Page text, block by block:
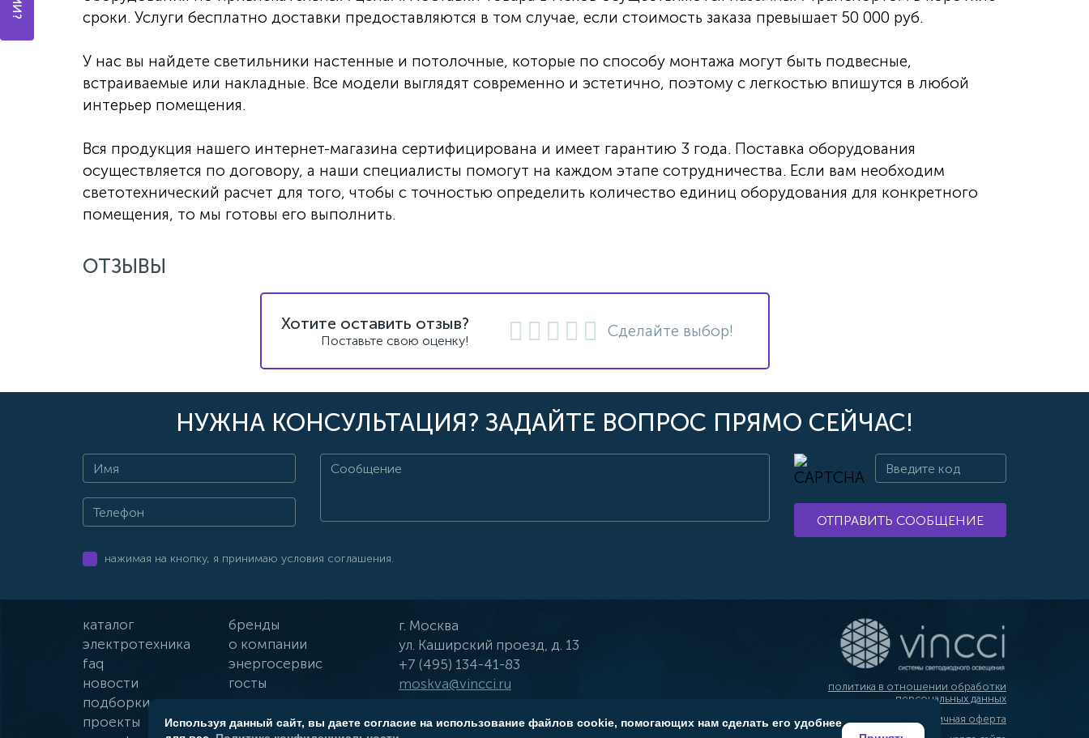
сроки. Услуги бесплатно доставки предоставляются в том случае, если стоимость заказа превышает 50 000 руб.
У нас вы найдете светильники настенные и потолочные, которые по способу монтажа могут быть подвесные,
встраиваемые или накладные. Все модели выглядят современно и эстетично, поэтому с легкостью впишутся в любой
интерьер помещения.
Вся продукция нашего интернет-магазина сертифицирована и имеет гарантию 3 года. Поставка оборудования
осуществляется по договору, а наши специалисты помогут на каждом этапе сотрудничества. Если вам необходим
светотехнический расчет для того, чтобы с точностью определить количество единиц оборудования для конкретного
помещения, то мы готовы его выполнить.
ОТЗЫВЫ
Хотите оставить отзыв?
Поставьте свою оценку!
Сделайте выбор!
НУЖНА КОНСУЛЬТАЦИЯ? ЗАДАЙТЕ ВОПРОС ПРЯМО СЕЙЧАС!
ОТПРАВИТЬ СООБЩЕНИЕ
нажимая на кнопку, я принимаю условия соглашения.
каталог
бренды
электротехника
о компании
faq
энергосервис
новости
госты
подборки
оплата и доставка
проекты
гарантии
г. Москва
ул. Каширский проезд, д. 13
+7 (495) 134-41-83
moskva@vincci.ru
политика в отношении обработки
персональных данных
публичная оферта
Используя данный сайт, вы даете согласие на использование файлов cookie, помогающих нам сделать его удобнее